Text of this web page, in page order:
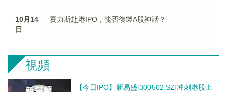
10月14
日
賽力斯赴港IPO，能否復製A股神話？
視頻
【今日IPO】新易盛[300502.SZ]冲刺港股上